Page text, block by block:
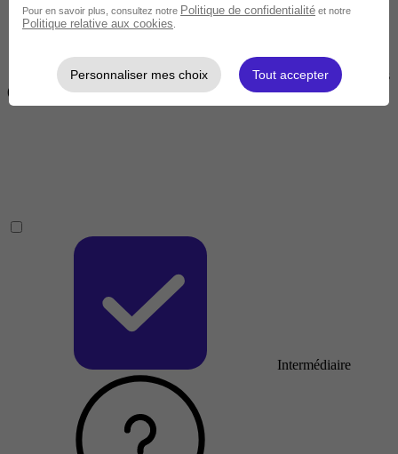
2 jours à 2 semaines
(14h à 70h)
Intermédiaire
Pour en savoir plus, consultez notre Politique de confidentialité et notre
Politique relative aux cookies
Personnaliser mes choix Tout accepter